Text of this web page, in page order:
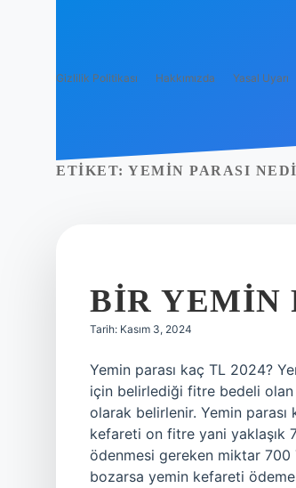
Gizlilik Politikası Hakkımızda Yasal Uyarı
ETIKET: YEMIN PARASI
BIR YEMIN
Tarih: Kasım 3, 2024
Yemin parası kaç TL 2024?
için belirlediği fitre bedeli olan
olarak belirlenir. Yemin
kefareti on fitre yani yaklaşık
ödenmesi gereken miktar 700
bozarsa yemin kefareti